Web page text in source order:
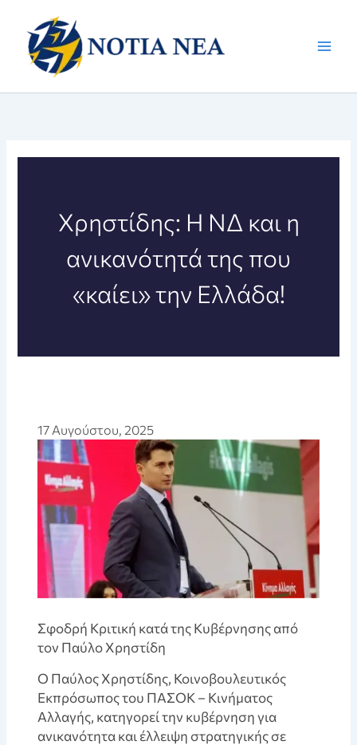
περιεχόμενο
Χρηστίδης: Η ΝΔ και η
ανικανότητά της που
«καίει» την Ελλάδα!
17 Αυγούστου, 2025
Σφοδρή Κριτική κατά της Κυβέρνησης από
τον Παύλο Χρηστίδη
Ο Παύλος Χρηστίδης, Κοινοβουλευτικός
Εκπρόσωπος του ΠΑΣΟΚ – Κινήματος
Αλλαγής, κατηγορεί την κυβέρνηση για
ανικανότητα και έλλειψη στρατηγικής σε